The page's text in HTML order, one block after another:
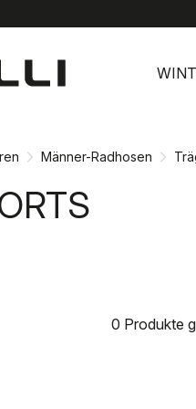
Männer-Radhosen
0 Produkte